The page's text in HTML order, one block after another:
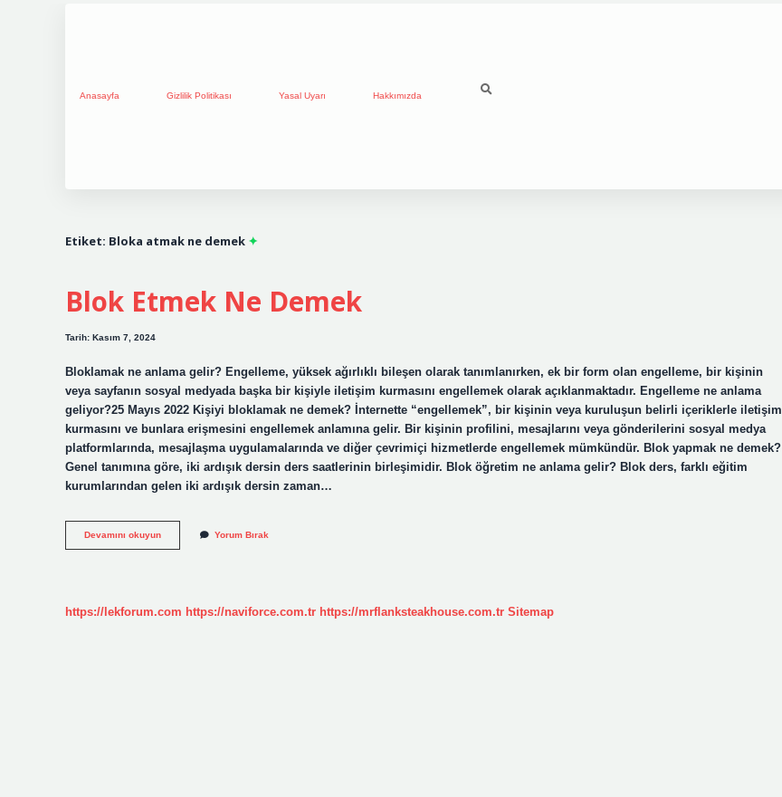
Anasayfa Gizlilik Politikası Yasal Uyarı Hakkımızda
Etiket: Bloka atmak ne demek
Blok Etmek Ne Demek
Tarih: Kasım 7, 2024
Bloklamak ne anlama gelir? Engelleme, yüksek ağırlıklı bileşen olarak tanımlanırken, ek bir form olan engelleme, bir kişinin
veya sayfanın sosyal medyada başka bir kişiyle iletişim kurmasını engellemek olarak açıklanmaktadır. Engelleme ne anlama
geliyor?25 Mayıs 2022 Kişiyi bloklamak ne demek? İnternette “engellemek”, bir kişinin veya kuruluşun belirli içeriklerle iletişim
kurmasını ve bunlara erişmesini engellemek anlamına gelir. Bir kişinin profilini, mesajlarını veya gönderilerini sosyal medya
platformlarında, mesajlaşma uygulamalarında ve diğer çevrimiçi hizmetlerde engellemek mümkündür. Blok yapmak ne demek?
Genel tanımına göre, iki ardışık dersin ders saatlerinin birleşimidir. Blok öğretim ne anlama gelir? Blok ders, farklı eğitim
kurumlarından gelen iki ardışık dersin zaman…
Devamını okuyunBlok
Etmek
Yorum Bırak
https://lekforum.com https://naviforce.com.tr https://mrflanksteakhouse.com.tr Sitemap